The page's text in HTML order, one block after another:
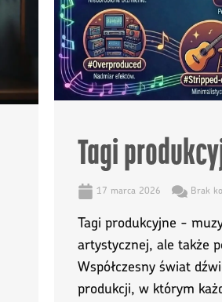
Tagi
17 marca 2026 Brak
Tagi produkcyjne -
artystycznej, ale także
Współczesny świat
produkcji, w którym